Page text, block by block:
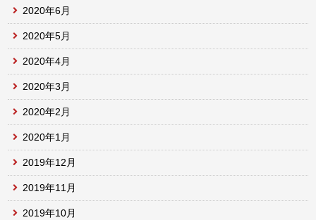
2020年6月
2020年5月
2020年4月
2020年3月
2020年2月
2020年1月
2019年12月
2019年11月
2019年10月